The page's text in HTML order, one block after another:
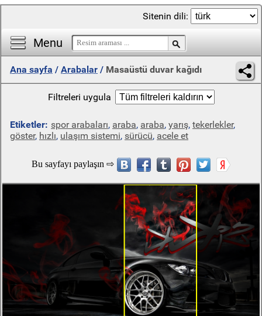
Menu
Sitenin dili:
Ana sayfa / Arabalar / Masaüstü duvar kağıdı
Filtreleri uygula
Etiketler: spor arabaları, araba, araba, yarış, tekerlekler,
göster, hızlı, ulaşım sistemi, sürücü, acele et